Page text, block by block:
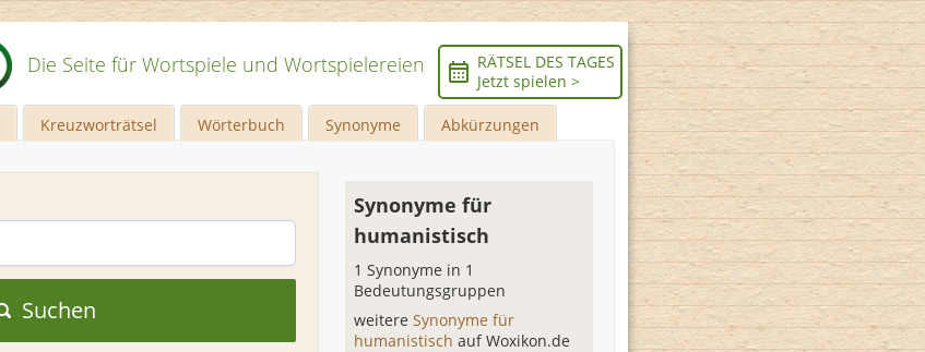
Die Seite für Wortspiele und Wortspielereien
RÄTSEL DES TAGES
Jetzt spielen >
Kreuzworträtsel Wörterbuch Synonyme Abkürzungen
Suchen
Synonyme für
humanistisch
1 Synonyme in 1
Bedeutungsgruppen
weitereSynonyme für
humanistischauf Woxikon.de